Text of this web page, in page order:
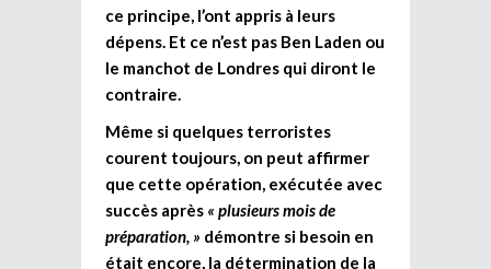
ce principe, l’ont appris à leurs
dépens. Et ce n’est pas Ben Laden ou
le manchot de Londres qui diront le
contraire.
Même si quelques terroristes
courent toujours, on peut affirmer
que cette opération, exécutée avec
succès après « plusieurs mois de
préparation, » démontre si besoin en
était encore, la détermination de la